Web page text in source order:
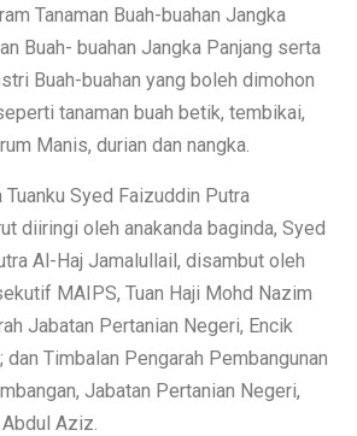
Tanaman Buah-buahan Jangka
Buah- buahan Jangka Panjang serta
Buah-buahan yang boleh dimohon
tanaman buah betik, tembikai,
Manis, durian dan nangka.
Syed Faizuddin Putra
diiringi oleh anakanda baginda, Syed
Al-Haj Jamalullail, disambut oleh
MAIPS, Tuan Haji Mohd Nazim
Jabatan Pertanian Negeri, Encik
dan Timbalan Pengarah Pembangunan
Jabatan Pertanian Negeri,
Aziz.